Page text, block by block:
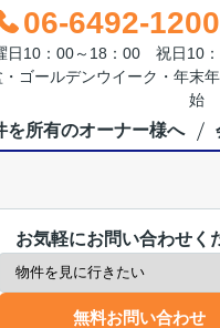
06-6492-1200
10：00～18：00 祝日10：
ゴールデンウイーク・年末年
始
を所有のオーナー様へ
お気軽にお問い合わせく
無料お問い合わせ